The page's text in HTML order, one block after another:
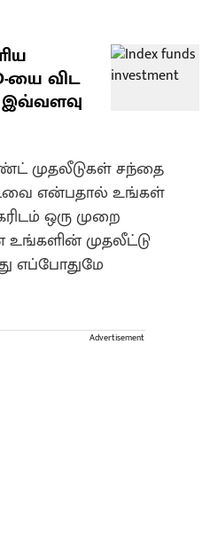
யை விட
இவ்வளவு
முதலீடுகள் சந்தை
என்பதால் உங்கள்
ஒரு முறை
முதலீட்டு
எப்போதுமே
Advertisement